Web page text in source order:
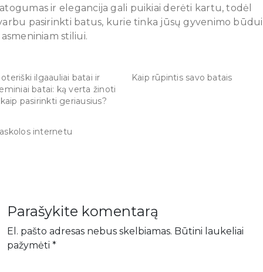
ir elegancija gali puikiai derėti kartu, todėl
pasirinkti batus, kurie tinka jūsų gyvenimo būdui
stiliui.
ilgaauliai batai ir
batai: ką verta žinoti
pasirinkti geriausius?
Kaip rūpintis savo batais
internetu
Parašykite komentarą
El. pašto adresas nebus skelbiamas. Būtini laukeliai
pažymėti *